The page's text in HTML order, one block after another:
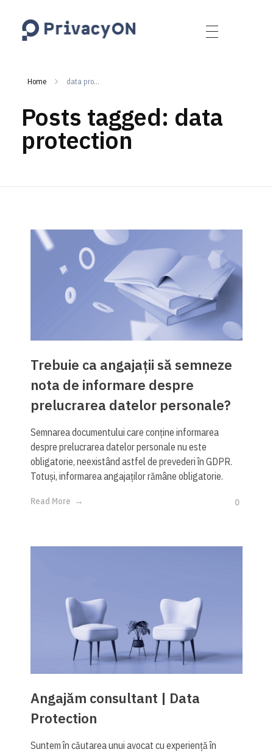
Home data pro...
Posts tagged: data
protection
Trebuie ca angajații să semneze
nota de informare despre
prelucrarea datelor personale?
Semnarea documentului care conține informarea
despre prelucrarea datelor personale nu este
obligatorie, neexistând astfel de prevederi în GDPR.
Totuși, informarea angajaților rămâne obligatorie.
Read More 0
Angajăm consultant | Data
Protection
Suntem în căutarea unui avocat cu experiență în